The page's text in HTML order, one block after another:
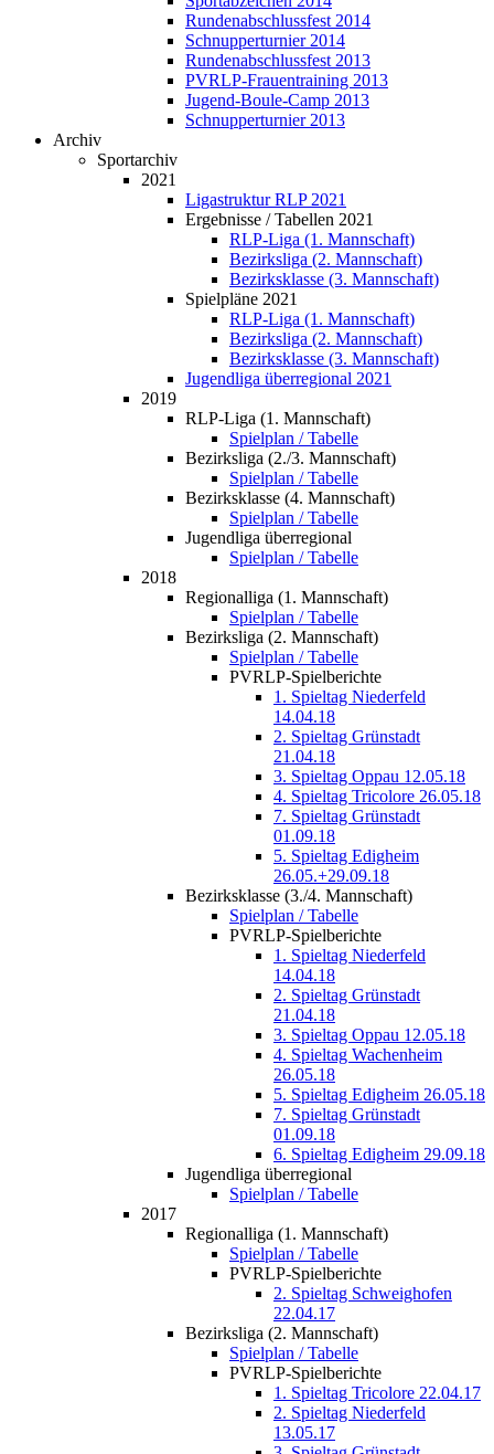
Rundenabschlussfest 2014
Schnupperturnier 2014
Rundenabschlussfest 2013
PVRLP-Frauentraining 2013
Jugend-Boule-Camp 2013
Schnupperturnier 2013
Archiv
Sportarchiv
2021
Ligastruktur RLP 2021
Ergebnisse / Tabellen 2021
RLP-Liga (1. Mannschaft)
Bezirksliga (2. Mannschaft)
Bezirksklasse (3. Mannschaft)
Spielpläne 2021
RLP-Liga (1. Mannschaft)
Bezirksliga (2. Mannschaft)
Bezirksklasse (3. Mannschaft)
Jugendliga überregional 2021
2019
RLP-Liga (1. Mannschaft)
Spielplan / Tabelle
Bezirksliga (2./3. Mannschaft)
Spielplan / Tabelle
Bezirksklasse (4. Mannschaft)
Spielplan / Tabelle
Jugendliga überregional
Spielplan / Tabelle
2018
Regionalliga (1. Mannschaft)
Spielplan / Tabelle
Bezirksliga (2. Mannschaft)
Spielplan / Tabelle
PVRLP-Spielberichte
1. Spieltag Niederfeld
14.04.18
2. Spieltag Grünstadt
21.04.18
3. Spieltag Oppau 12.05.18
4. Spieltag Tricolore 26.05.18
7. Spieltag Grünstadt
01.09.18
5. Spieltag Edigheim
26.05.+29.09.18
Bezirksklasse (3./4. Mannschaft)
Spielplan / Tabelle
PVRLP-Spielberichte
1. Spieltag Niederfeld
14.04.18
2. Spieltag Grünstadt
21.04.18
3. Spieltag Oppau 12.05.18
4. Spieltag Wachenheim
26.05.18
5. Spieltag Edigheim 26.05.18
7. Spieltag Grünstadt
01.09.18
6. Spieltag Edigheim 29.09.18
Jugendliga überregional
Spielplan / Tabelle
2017
Regionalliga (1. Mannschaft)
Spielplan / Tabelle
PVRLP-Spielberichte
2. Spieltag Schweighofen
22.04.17
Bezirksliga (2. Mannschaft)
Spielplan / Tabelle
PVRLP-Spielberichte
1. Spieltag Tricolore 22.04.17
2. Spieltag Niederfeld
13.05.17